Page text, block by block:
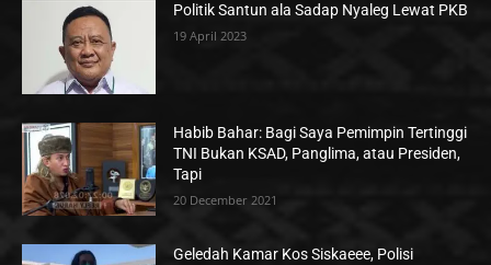
Politik Santun ala Sadap Nyaleg Lewat PKB
19 April 2023
Habib Bahar: Bagi Saya Pemimpin Tertinggi
TNI Bukan KSAD, Panglima, atau Presiden,
Tapi
20 December 2021
Geledah Kamar Kos Siskaeee, Polisi